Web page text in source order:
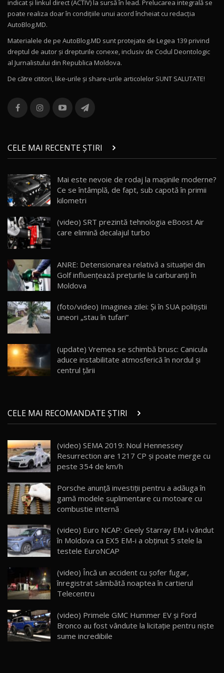
11
Noul Volvo ES90 / Test Drive AutoBlog.MD
12
Noul MG HS / Test Drive AutoBlog.MD
16:48
13
combină aventura cu luxul / AutoBlog.MD
36:08
chinez care face lumea să se întoarcă după el
/ AutoBlog.MD
17:27
15 14:37
16
AutoBlogMD
13:10
17 20:06
Va fi modelul nr.1 BYD în Moldova? BYD Seal U
30:08
AutoBlog.MD
23:36
20
Noul ZEEKR 7X / Test Drive AutoBlog.MD
29:08
21
Micul BYD Dolphin Surf / Test Drive
AutoBlog.MD
16:59
22
Noua Mazda 6e / Test Drive AutoBlog.MD
26:59
23
Lynk & Co 01 / Test Drive AutoBlog.MD
25:19
24
ZEEKR 009: Cel mai Performant și Confortabil
Van Electric Testat în Moldova / AutoBlog.MD
26:38
mai Exclusiv și Puternic Defender Testat în
Moldova
32:21
26
AutoBlog.MD
10:57
indicat și linkul direct (ACTIV) la sursă în lead. Prelucarea integrală se
poate realiza doar în condițiile unui acord încheiat cu redacţia
AutoBlog.MD.
Materialele de pe AutoBlog.MD sunt protejate de Legea 139 privind
dreptul de autor și drepturile conexe, inclusiv de Codul Deontologic
al Jurnalistului din Republica Moldova.
De către cititori, like-urile şi share-urile articolelor SUNT SALUTATE!
CELE MAI RECENTE ȘTIRI
Mai este nevoie de rodaj la mașinile moderne?
Ce se întâmplă, de fapt, sub capotă în primii
kilometri
(video) SRT prezintă tehnologia eBoost Air
care elimină decalajul turbo
ANRE: Detensionarea relativă a situației din
Golf influențează prețurile la carburanți în
Moldova
(foto/video) Imaginea zilei: Și în SUA polițiștii
uneori „stau în tufari”
(update) Vremea se schimbă brusc: Canicula
aduce instabilitate atmosferică în nordul și
centrul țării
CELE MAI RECOMANDATE ȘTIRI
(video) SEMA 2019: Noul Hennessey
Resurrection are 1217 CP şi poate merge cu
peste 354 de km/h
Porsche anunță investiții pentru a adăuga în
gamă modele suplimentare cu motoare cu
combustie internă
(video) Euro NCAP: Geely Starray EM-i vândut
în Moldova ca EX5 EM-i a obținut 5 stele la
testele EuroNCAP
(video) Încă un accident cu șofer fugar,
înregistrat sâmbătă noaptea în cartierul
Telecentru
(video) Primele GMC Hummer EV şi Ford
Bronco au fost vândute la licitaţie pentru nişte
sume incredibile